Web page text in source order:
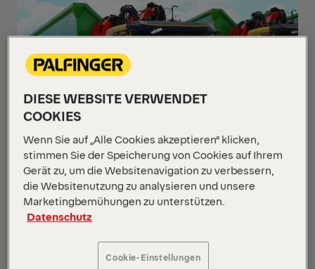
DIESE WEBSITE VERWENDET
COOKIES
Wenn Sie auf „Alle Cookies akzeptieren“ klicken,
stimmen Sie der Speicherung von Cookies auf Ihrem
Gerät zu, um die Websitenavigation zu verbessern,
die Websitenutzung zu analysieren und unsere
Marketingbemühungen zu unterstützen.
Datenschutz
Cookie-Einstellungen